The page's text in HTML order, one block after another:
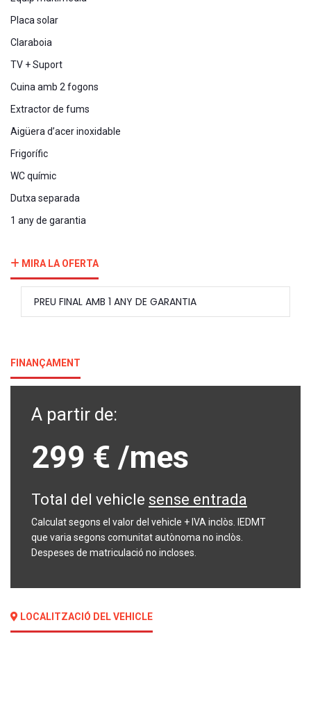
Placa solar
Claraboia
TV + Suport
Cuina amb 2 fogons
Extractor de fums
Aigüera d’acer inoxidable
Frigorífic
WC químic
Dutxa separada
1 any de garantia
MIRA LA OFERTA
PREU FINAL AMB 1 ANY DE GARANTIA
FINANÇAMENT
A partir de:
299 € /mes
Total del vehicle sense entrada
Calculat segons el valor del vehicle + IVA inclòs. IEDMT
que varia segons comunitat autònoma no inclòs.
Despeses de matriculació no incloses.
LOCALITZACIÓ DEL VEHICLE